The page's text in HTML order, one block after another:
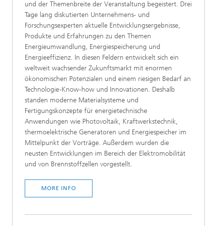
und der Themenbreite der Veranstaltung begeistert. Drei
Tage lang diskutierten Unternehmens- und
Forschungsexperten aktuelle Entwicklungsergebnisse,
Produkte und Erfahrungen zu den Themen
Energieumwandlung, Energiespeicherung und
Energieeffizienz. In diesen Feldern entwickelt sich ein
weltweit wachsender Zukunftsmarkt mit enormen
ökonomischen Potenzialen und einem riesigen Bedarf an
Technologie-Know-how und Innovationen. Deshalb
standen moderne Materialsysteme und
Fertigungskonzepte für energietechnische
Anwendungen wie Photovoltaik, Kraftwerkstechnik,
thermoelektrische Generatoren und Energiespeicher im
Mittelpunkt der Vorträge. Außerdem wurden die
neusten Entwicklungen im Bereich der Elektromobilität
und von Brennstoffzellen vorgestellt.
MORE INFO